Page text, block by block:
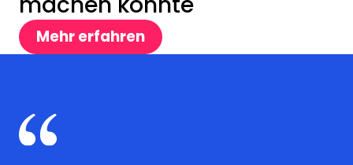
Mehr erfahren